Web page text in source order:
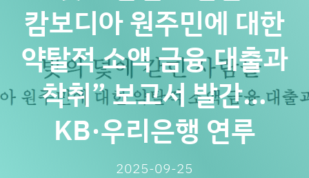
캄보디아 원주민에 대한
약탈적 소액 금융 대출과
착취” 보고서 발간…
KB·우리은행 연루
2025-09-25